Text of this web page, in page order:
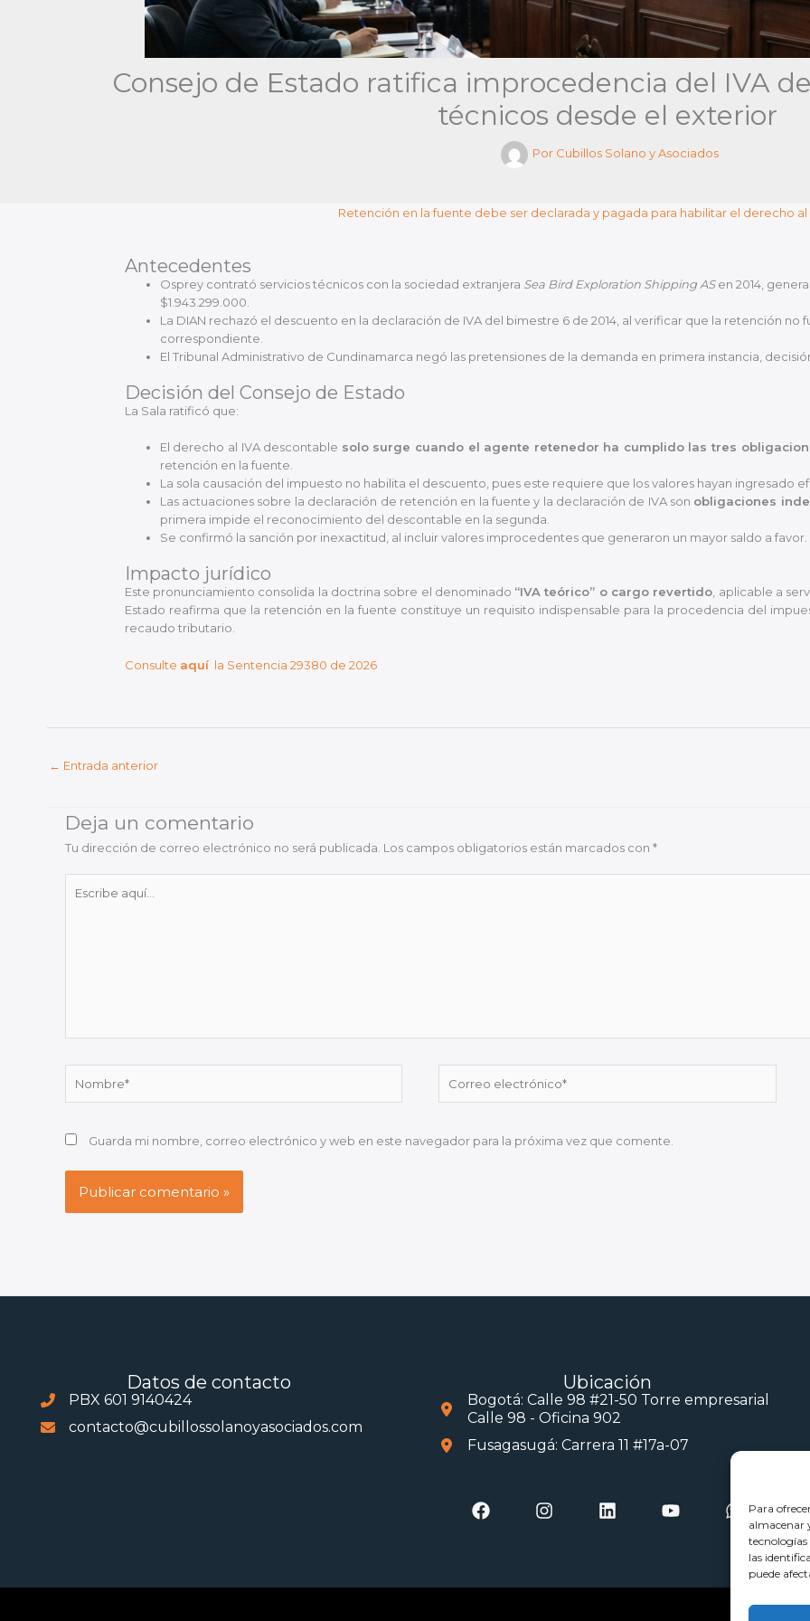
Para
almacenar
las
puede
Consejo de Estado ratifica improcedencia del IVA
técnicos desde el exterior
Por Cubillos Solano y Asociados
Retención en la fuente debe ser declarada y pagada para habilitar el derecho
Antecedentes
Osprey contrató servicios técnicos con la sociedad extranjera Sea Bird Exploration Shipping ASen 2014,
$1.943.299.000.
La DIAN rechazó el descuento en la declaración de IVA del bimestre 6 de 2014, al verificar que la retención
correspondiente.
El Tribunal Administrativo de Cundinamarca negó las pretensiones de la demanda en primera instancia,
Decisión del Consejo de Estado
La Sala ratificó que:
El derecho al IVA descontable solo surge cuando el agente retenedor ha cumplido las tres
retención en la fuente.
La sola causación del impuesto no habilita el descuento, pues este requiere que los valores hayan ingresado
Las actuaciones sobre la declaración de retención en la fuente y la declaración de IVA son obligaciones
primera impide el reconocimiento del descontable en la segunda.
Se confirmó la sanción por inexactitud, al incluir valores improcedentes que generaron un mayor saldo a favor.
Impacto jurídico
Este pronunciamiento consolida la doctrina sobre el denominado “IVA teórico” o cargo revertido , aplicable a
Estado reafirma que la retención en la fuente constituye un requisito indispensable para la procedencia del
recaudo tributario.
Consulte aquíla Sentencia 29380 de 2026
← Entrada anterior
Deja un comentario
Tu dirección de correo electrónico no será publicada. Los campos obligatorios están marcados con *
aquí...
electrónico*
Guarda mi nombre, correo electrónico y web en este navegador para la próxima vez que comente.
Datos de contacto
PBX 601 9140424
contacto@cubillossolanoyasociados.com
Ubicación
Bogotá: Calle 98 #21-50 Torre empresarial
Calle 98 - Oficina 902
Fusagasugá: Carrera 11 #17a-07